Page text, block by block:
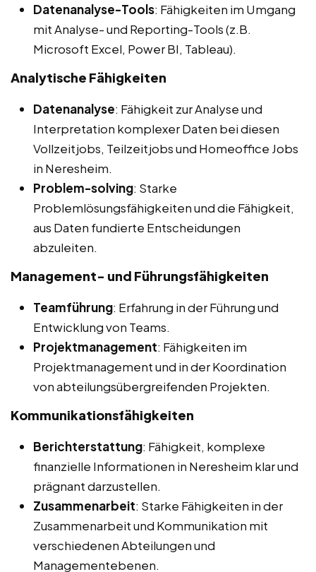
Datenanalyse-Tools: Fähigkeiten im Umgang
mit Analyse- und Reporting-Tools (z.B.
Microsoft Excel, Power BI, Tableau).
Analytische Fähigkeiten
Datenanalyse: Fähigkeit zur Analyse und
Interpretation komplexer Daten bei diesen
Vollzeitjobs, Teilzeitjobs und Homeoffice Jobs
in Neresheim.
Problem-solving: Starke
Problemlösungsfähigkeiten und die Fähigkeit,
aus Daten fundierte Entscheidungen
abzuleiten.
Management- und Führungsfähigkeiten
Teamführung: Erfahrung in der Führung und
Entwicklung von Teams.
Projektmanagement: Fähigkeiten im
Projektmanagement und in der Koordination
von abteilungsübergreifenden Projekten.
Kommunikationsfähigkeiten
Berichterstattung: Fähigkeit, komplexe
finanzielle Informationen in Neresheim klar und
prägnant darzustellen.
Zusammenarbeit: Starke Fähigkeiten in der
Zusammenarbeit und Kommunikation mit
verschiedenen Abteilungen und
Managementebenen.